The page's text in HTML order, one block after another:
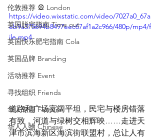
伦敦推荐 🎡 London
英国脱宅指南 Time out
英国快乐肥宅指南 Cola
英国品牌 Branding
活动推荐 Event
寻找组织 Friends
华人专题 Feature
华人人物 Chinese
https://video.wixstatic.com/video/7027a0_67a
eb9a375694b8497eec67af1a2c966/480p/mp4/f
ile.mp4
道路和广场宽阔平坦，民宅与楼房错落
有致，河道与绿树交相辉映……走进天
津市滨海新区海滨街联盟村，总让人有